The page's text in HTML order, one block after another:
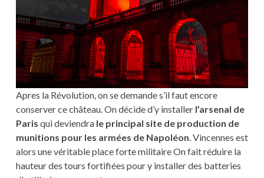
Apres la Révolution, on se demande s’il faut encore
conserver ce château. On décide d’y installer l’arsenal de
Paris qui deviendra le principal site de production de
munitions pour les armées de Napoléon . Vincennes est
alors une véritable place forte militaire On fait réduire la
hauteur des tours fortifiées pour y installer des batteries